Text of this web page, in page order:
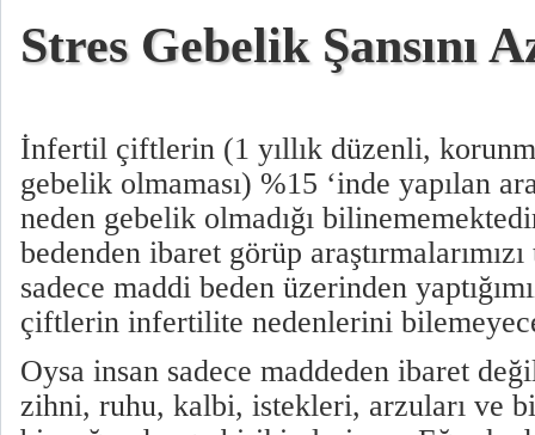
Stres Gebelik Şansını
İnfertil çiftlerin (1 yıllık düzenli,
gebelik olmaması) %15 ‘inde yapılan
neden gebelik olmadığı
bedenden ibaret görüp araştırmalarımızı
sadece maddi beden üzerinden
çiftlerin infertilite nedenlerini
Oysa insan sadece maddeden ibaret
zihni, ruhu, kalbi, istekleri, arzuları ve